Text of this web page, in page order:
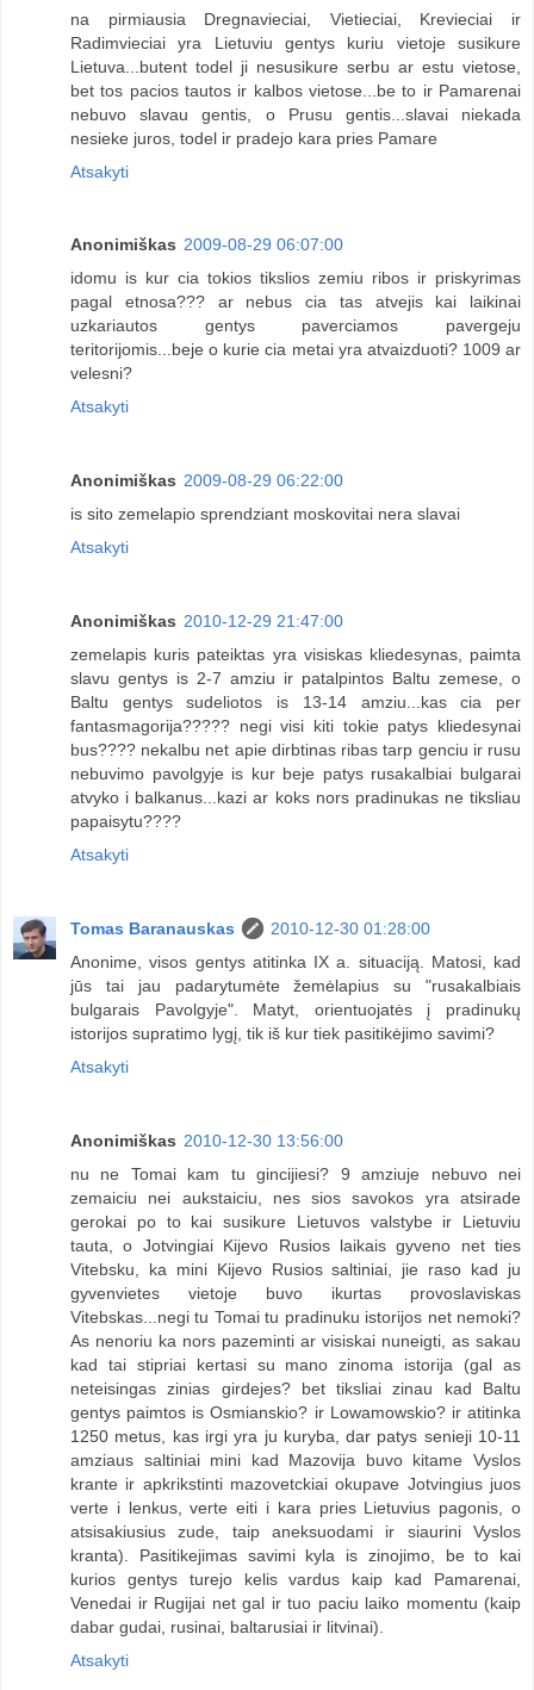
na pirmiausia Dregnavieciai, Vietieciai, Krevieciai ir
Radimvieciai yra Lietuviu gentys kuriu vietoje susikure
Lietuva...butent todel ji nesusikure serbu ar estu vietose,
bet tos pacios tautos ir kalbos vietose...be to ir Pamarenai
nebuvo slavau gentis, o Prusu gentis...slavai niekada
nesieke juros, todel ir pradejo kara pries Pamare
Atsakyti
Anonimiškas 2009-08-29 06:07:00
idomu is kur cia tokios tikslios zemiu ribos ir priskyrimas
pagal etnosa??? ar nebus cia tas atvejis kai laikinai
uzkariautos gentys paverciamos pavergeju
teritorijomis...beje o kurie cia metai yra atvaizduoti? 1009 ar
velesni?
Atsakyti
Anonimiškas 2009-08-29 06:22:00
is sito zemelapio sprendziant moskovitai nera slavai
Atsakyti
Anonimiškas 2010-12-29 21:47:00
zemelapis kuris pateiktas yra visiskas kliedesynas, paimta
slavu gentys is 2-7 amziu ir patalpintos Baltu zemese, o
Baltu gentys sudeliotos is 13-14 amziu...kas cia per
fantasmagorija????? negi visi kiti tokie patys kliedesynai
bus???? nekalbu net apie dirbtinas ribas tarp genciu ir rusu
nebuvimo pavolgyje is kur beje patys rusakalbiai bulgarai
atvyko i balkanus...kazi ar koks nors pradinukas ne tiksliau
papaisytu????
Atsakyti
Tomas Baranauskas
2010-12-30 01:28:00
Anonime, visos gentys atitinka IX a. situaciją. Matosi, kad
jūs tai jau padarytumėte žemėlapius su "rusakalbiais
bulgarais Pavolgyje". Matyt, orientuojatės į pradinukų
istorijos supratimo lygį, tik iš kur tiek pasitikėjimo savimi?
Atsakyti
Anonimiškas 2010-12-30 13:56:00
nu ne Tomai kam tu gincijiesi? 9 amziuje nebuvo nei
zemaiciu nei aukstaiciu, nes sios savokos yra atsirade
gerokai po to kai susikure Lietuvos valstybe ir Lietuviu
tauta, o Jotvingiai Kijevo Rusios laikais gyveno net ties
Vitebsku, ka mini Kijevo Rusios saltiniai, jie raso kad ju
gyvenvietes vietoje buvo ikurtas provoslaviskas
Vitebskas...negi tu Tomai tu pradinuku istorijos net nemoki?
As nenoriu ka nors pazeminti ar visiskai nuneigti, as sakau
kad tai stipriai kertasi su mano zinoma istorija (gal as
neteisingas zinias girdejes? bet tiksliai zinau kad Baltu
gentys paimtos is Osmianskio? ir Lowamowskio? ir atitinka
1250 metus, kas irgi yra ju kuryba, dar patys senieji 10-11
amziaus saltiniai mini kad Mazovija buvo kitame Vyslos
krante ir apkrikstinti mazovetckiai okupave Jotvingius juos
verte i lenkus, verte eiti i kara pries Lietuvius pagonis, o
atsisakiusius zude, taip aneksuodami ir siaurini Vyslos
kranta). Pasitikejimas savimi kyla is zinojimo, be to kai
kurios gentys turejo kelis vardus kaip kad Pamarenai,
Venedai ir Rugijai net gal ir tuo paciu laiko momentu (kaip
dabar gudai, rusinai, baltarusiai ir litvinai).
Atsakyti